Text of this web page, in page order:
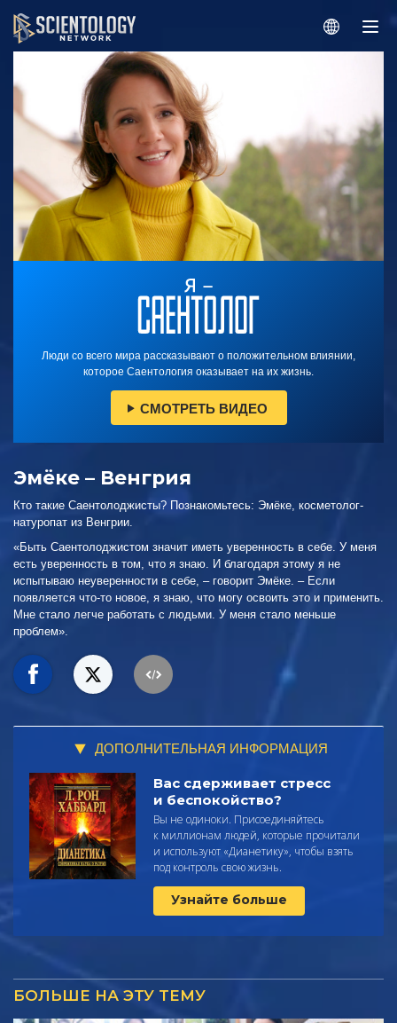
Люди со всего мира рассказывают о положительном влиянии,
которое Саентология оказывает на их жизнь.
СМОТРЕТЬ ВИДЕО
Эмёке – Венгрия
Кто такие Саентолоджисты? Познакомьтесь: Эмёке, косметолог-
натуропат из Венгрии.
«Быть Саентолоджистом значит иметь уверенность в себе. У меня
есть уверенность в том, что я знаю. И благодаря этому я не
испытываю неуверенности в себе, – говорит Эмёке. – Если
появляется что-то новое, я знаю, что могу освоить это и применить.
Мне стало легче работать с людьми. У меня стало меньше
проблем».
ДОПОЛНИТЕЛЬНАЯ ИНФОРМАЦИЯ
Вас сдерживает стресс
и беспокойство?
Вы не одиноки. Присоединяйтесь
к миллионам людей, которые прочитали
и используют «Дианетику», чтобы взять
под контроль свою жизнь.
Узнайте больше
БОЛЬШЕ НА ЭТУ ТЕМУ